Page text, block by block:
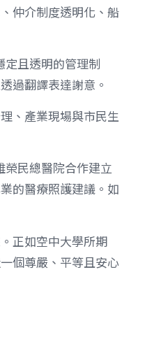
仲介制度透明化、船
且透明的管理制
過翻譯表達謝意。
、產業現場與市民生
榮民總醫院合作建立
的醫療照護建議。如
正如空中大學所期
個尊嚴、平等且安心